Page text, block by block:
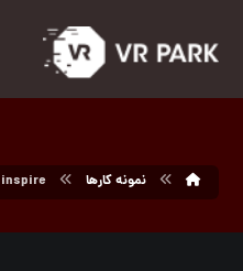
نمونه کارها inspire